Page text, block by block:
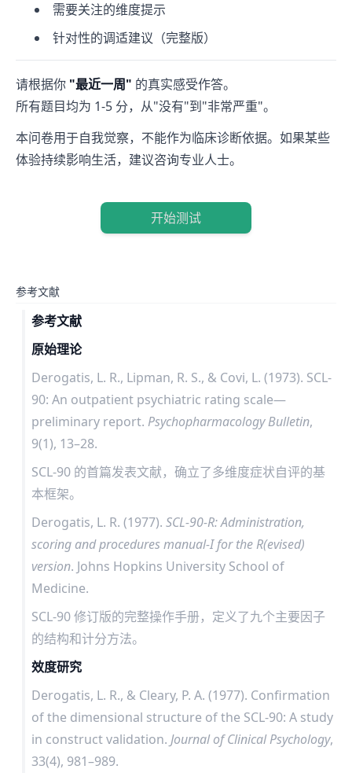
需要关注的维度提示
针对性的调适建议（完整版）
请根据你 "最近一周" 的真实感受作答。
所有题目均为 1-5 分，从"没有"到"非常严重"。
本问卷用于自我觉察，不能作为临床诊断依据。如果某些
体验持续影响生活，建议咨询专业人士。
开始测试
参考文献
参考文献
原始理论
Derogatis, L. R., Lipman, R. S., & Covi, L. (1973). SCL-
90: An outpatient psychiatric rating scale—
preliminary report. Psychopharmacology Bulletin,
9(1), 13–28.
SCL-90 的首篇发表文献，确立了多维度症状自评的基
本框架。
Derogatis, L. R. (1977). SCL-90-R: Administration,
scoring and procedures manual-I for the R(evised)
version. Johns Hopkins University School of
Medicine.
SCL-90 修订版的完整操作手册，定义了九个主要因子
的结构和计分方法。
效度研究
Derogatis, L. R., & Cleary, P. A. (1977). Confirmation
of the dimensional structure of the SCL-90: A study
in construct validation. Journal of Clinical Psychology,
33(4), 981–989.